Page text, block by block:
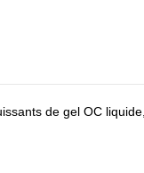
de gel OC